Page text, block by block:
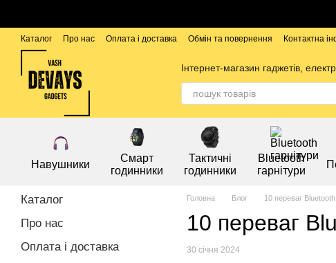
Каталог Про нас Оплата і доставка Обмін та повернення Контактна
Бренди
Інтернет-магазин гаджетів,
Навушники
Смарт
годинники
Тактичні
годинники
Bluetooth
гарнітури
Головна Блог 10 переваг Bluetooth
10 переваг
30 січня 2024
Каталог
Про нас
Оплата і доставка